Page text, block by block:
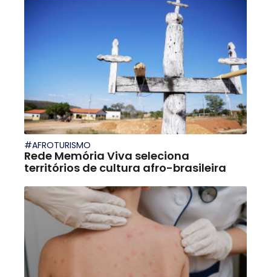
#AFROTURISMO
Rede Memória Viva seleciona
territórios de cultura afro-brasileira